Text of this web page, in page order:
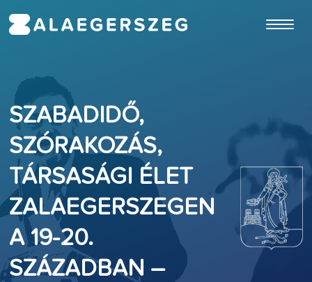
SZABADIDŐ,
SZÓRAKOZÁS,
TÁRSASÁGI ÉLET
ZALAEGERSZEGEN
A 19-20.
SZÁZADBAN –